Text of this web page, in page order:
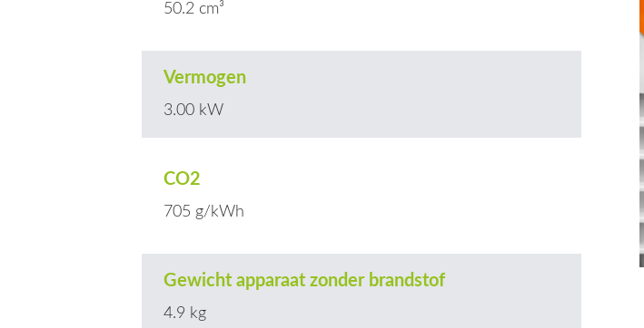
50.2 cm³
Vermogen
3.00 kW
CO2
705 g/kWh
Gewicht apparaat zonder brandstof
4.9 kg